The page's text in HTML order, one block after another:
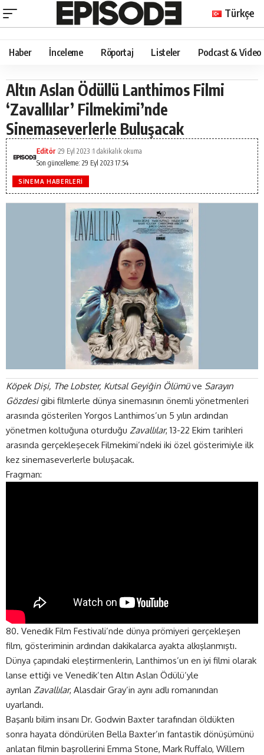
Türkçe
Haber İnceleme Röportaj Listeler Podcast & Video
Altın Aslan Ödüllü Lanthimos Filmi
‘Zavallılar’ Filmekimi’nde
Sinemaseverlerle Buluşacak
Son güncelleme: 29 Eyl 2023 17:54
Editör 29 Eyl 2023 1 dakikalık okuma
SINEMA HABERLERI
Köpek Dişi, The Lobster, Kutsal Geyiğin Ölümüve Sarayın
Gözdesigibi filmlerle dünya sinemasının önemli yönetmenleri
arasında gösterilen Yorgos Lanthimos’un 5 yılın ardından
yönetmen koltuğuna oturduğu Zavallılar, 13-22 Ekim tarihleri
arasında gerçekleşecek Filmekimi’ndeki iki özel gösterimiyle ilk
kez sinemaseverlerle buluşacak.
Fragman:
80. Venedik Film Festivali’nde dünya prömiyeri gerçekleşen
film, gösteriminin ardından dakikalarca ayakta alkışlanmıştı.
Dünya çapındaki eleştirmenlerin, Lanthimos’un en iyi filmi olarak
lanse ettiği ve Venedik’ten Altın Aslan Ödülü’yle
ayrılan Zavallılar, Alasdair Gray’in aynı adlı romanından
uyarlandı.
Başarılı bilim insanı Dr. Godwin Baxter tarafından öldükten
sonra hayata döndürülen Bella Baxter’ın fantastik dönüşümünü
anlatan filmin başrollerini Emma Stone, Mark Ruffalo, Willem